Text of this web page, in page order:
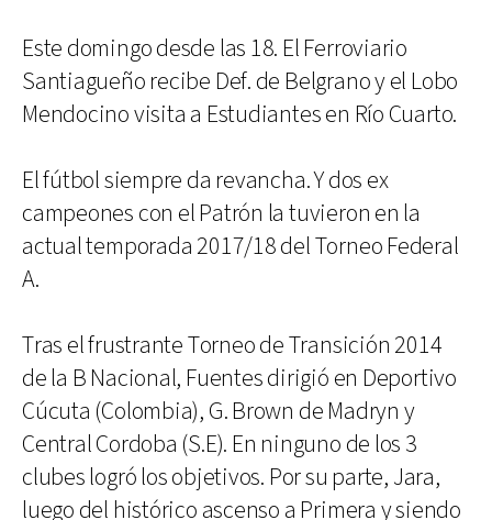
Este domingo desde las 18. El Ferroviario
Santiagueño recibe Def. de Belgrano y el Lobo
Mendocino visita a Estudiantes en Río Cuarto.
El fútbol siempre da revancha. Y dos ex
campeones con el Patrón la tuvieron en la
actual temporada 2017/18 del Torneo Federal
A.
Tras el frustrante Torneo de Transición 2014
de la B Nacional, Fuentes dirigió en Deportivo
Cúcuta (Colombia), G. Brown de Madryn y
Central Cordoba (S.E). En ninguno de los 3
clubes logró los objetivos. Por su parte, Jara,
luego del histórico ascenso a Primera y siendo